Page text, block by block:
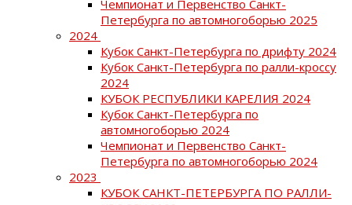
Чемпионат и Первенство Санкт-
Петербурга по автомногоборью 2025
2024
Кубок Санкт-Петербурга по дрифту 2024
Кубок Санкт-Петербурга по ралли-кроссу
2024
КУБОК РЕСПУБЛИКИ КАРЕЛИЯ 2024
Кубок Санкт-Петербурга по
автомногоборью 2024
Чемпионат и Первенство Санкт-
Петербурга по автомногоборью 2024
2023
КУБОК САНКТ-ПЕТЕРБУРГА ПО РАЛЛИ-